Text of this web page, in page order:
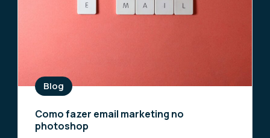
Blog
Como fazer email marketing no
photoshop